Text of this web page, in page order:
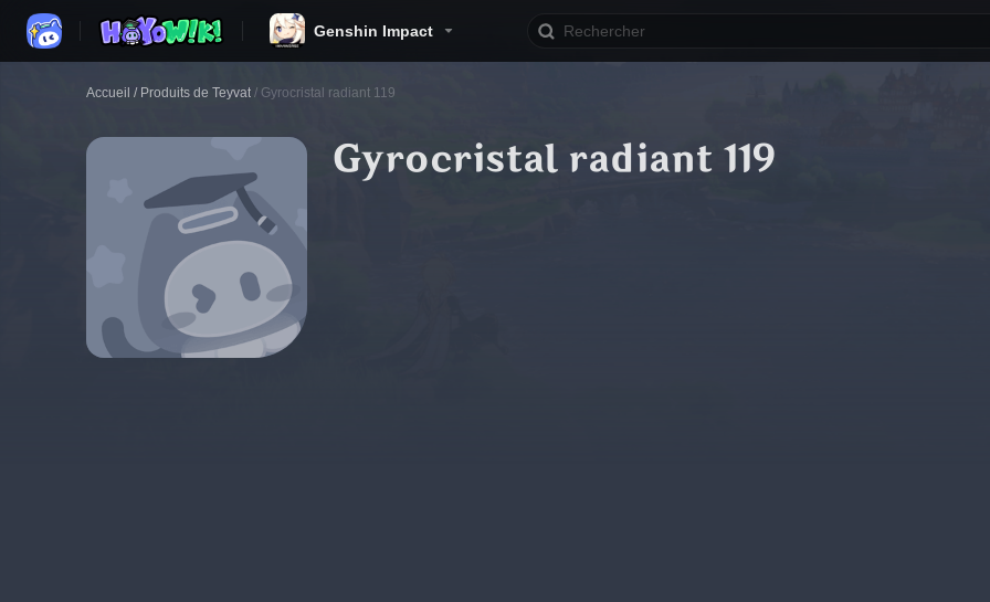
Genshin Impact
Accueil / Produits de Teyvat / Gyrocristal radiant 119
Gyrocristal radiant 119